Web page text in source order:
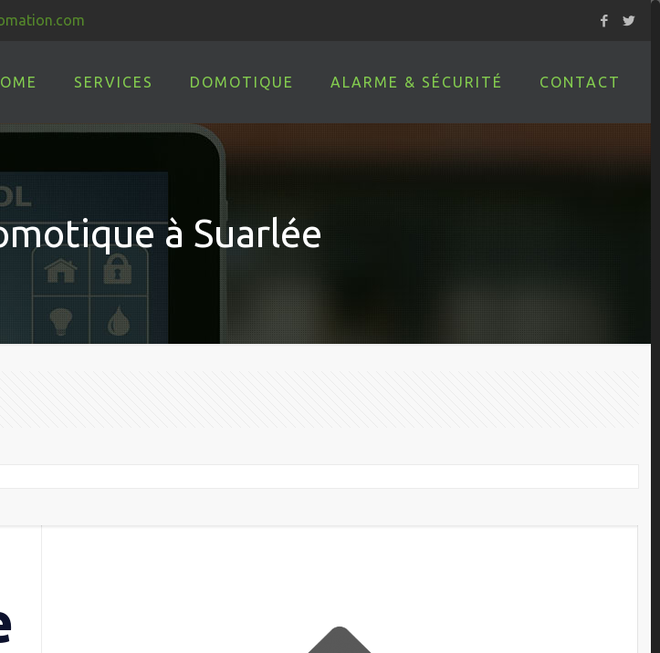
SERVICES DOMOTIQUE ALARME & SÉCURITÉ CONTACT
à Suarlée